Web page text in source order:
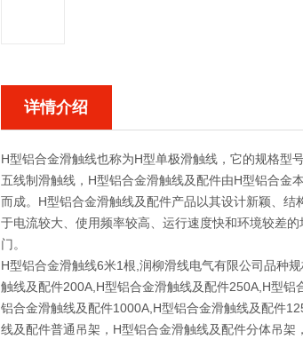
详情介绍
H型铝合金滑触线也称为H型单极滑触线，它的规格型
五线制滑触线，H型铝合金滑触线及配件由H型铝合金
而成。H型铝合金滑触线及配件产品以其设计新颖、
于电流较大、使用频率较高、运行速度快和环境较差
门。
H型铝合金滑触线6米1根,润柳滑线电气有限公司品种
触线及配件200A,H型铝合金滑触线及配件250A,H型
铝合金滑触线及配件1000A,H型铝合金滑触线及配件
线及配件普通吊架，H型铝合金滑触线及配件分体吊